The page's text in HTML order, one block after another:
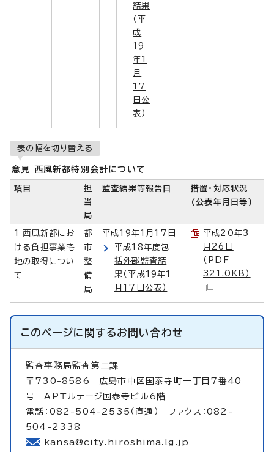
結果
（平
成
19
年1
月
17
日公
表）
表の幅を切り替える
意見 西風新都特別会計について
項目
担
当
局
監査結果等報告日
措置・対応状況
(公表年月日等)
1 西風新都にお
ける負担事業宅
地の取得につい
て
都
市
整
備
局
平成19年1月17日
平成18年度包
括外部監査結
果（平成19年1
月17日公表）
平成20年3
月26日
（PDF
321.0KB）
このページに関するお問い合わせ
監査事務局監査第二課
〒730-8586 広島市中区国泰寺町一丁目7番40
号 APエルテージ国泰寺ビル6階
電話：082-504-2535（直通） ファクス：082-
504-2338
kansa@city.hiroshima.lg.jp